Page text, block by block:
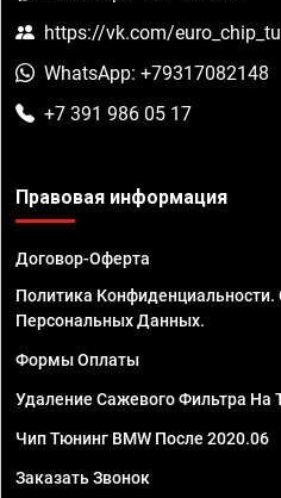
https://vk.com/
WhatsApp: +79317082148
+7 391 986 05 17
Правовая информация
Договор-Оферта
Политика Конфиденциальности.
Персональных Данных.
Формы Оплаты
Удаление Сажевого Фильтра На
Чип Тюнинг BMW После 2020.06
Заказать Звонок